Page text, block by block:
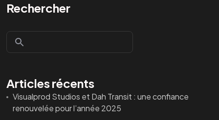
Rechercher
Articles récents
Visualprod Studios et Dah Transit : une confiance
renouvelée pour l’année 2025